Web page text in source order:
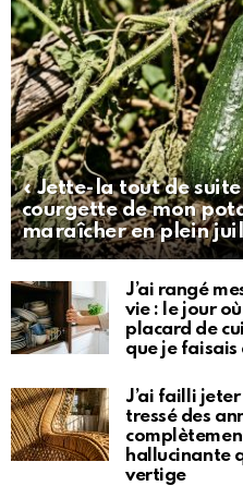
« Jette-la tout de
courgette de mon
maraîcher en plein
J’ai rangé
vie : le jour
placard de
que je faisais
J’ai failli
tressé des
hallucinante
vertige